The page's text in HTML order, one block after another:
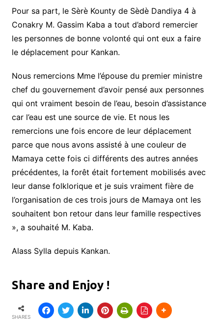
Pour sa part, le Sèrè Kounty de Sèdè Dandiya 4 à
Conakry M. Gassim Kaba a tout d’abord remercier
les personnes de bonne volonté qui ont eux a faire
le déplacement pour Kankan.
Nous remercions Mme l’épouse du premier ministre
chef du gouvernement d’avoir pensé aux personnes
qui ont vraiment besoin de l’eau, besoin d’assistance
car l’eau est une source de vie. Et nous les
remercions une fois encore de leur déplacement
parce que nous avons assisté à une couleur de
Mamaya cette fois ci différents des autres années
précédentes, la forêt était fortement mobilisés avec
leur danse folklorique et je suis vraiment fière de
l’organisation de ces trois jours de Mamaya ont les
souhaitent bon retour dans leur famille respectives
», a souhaité M. Kaba.
Alass Sylla depuis Kankan.
Share and Enjoy !
SHARES